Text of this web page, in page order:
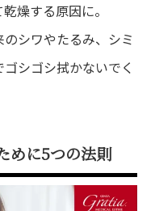
燥する原因に。
シワやたるみ、シミ
シゴシ拭かないでく
めに5つの法則